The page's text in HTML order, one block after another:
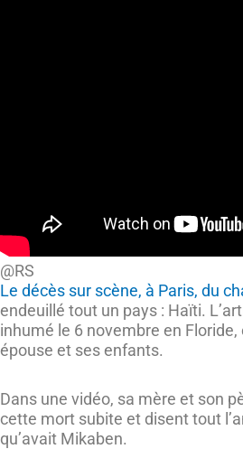
@RS
Le décès sur scène, à Paris, du
endeuillé tout un pays : Haïti.
inhumé le 6 novembre en
épouse et ses enfants.
Dans une vidéo, sa mère et son
cette mort subite et disent tout
qu’avait Mikaben.